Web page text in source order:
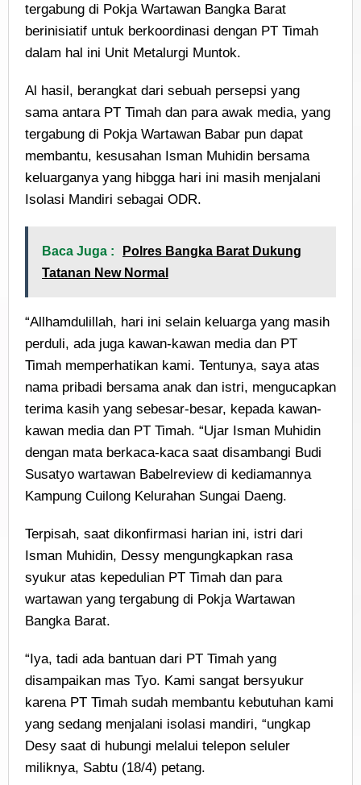
tergabung di Pokja Wartawan Bangka Barat
berinisiatif untuk berkoordinasi dengan PT Timah
dalam hal ini Unit Metalurgi Muntok.
Al hasil, berangkat dari sebuah persepsi yang
sama antara PT Timah dan para awak media, yang
tergabung di Pokja Wartawan Babar pun dapat
membantu, kesusahan Isman Muhidin bersama
keluarganya yang hibgga hari ini masih menjalani
Isolasi Mandiri sebagai ODR.
Baca Juga :
Polres Bangka Barat Dukung
Tatanan New Normal
“Allhamdulillah, hari ini selain keluarga yang masih
perduli, ada juga kawan-kawan media dan PT
Timah memperhatikan kami. Tentunya, saya atas
nama pribadi bersama anak dan istri, mengucapkan
terima kasih yang sebesar-besar, kepada kawan-
kawan media dan PT Timah. “Ujar Isman Muhidin
dengan mata berkaca-kaca saat disambangi Budi
Susatyo wartawan Babelreview di kediamannya
Kampung Cuilong Kelurahan Sungai Daeng.
Terpisah, saat dikonfirmasi harian ini, istri dari
Isman Muhidin, Dessy mengungkapkan rasa
syukur atas kepedulian PT Timah dan para
wartawan yang tergabung di Pokja Wartawan
Bangka Barat.
“Iya, tadi ada bantuan dari PT Timah yang
disampaikan mas Tyo. Kami sangat bersyukur
karena PT Timah sudah membantu kebutuhan kami
yang sedang menjalani isolasi mandiri, “ungkap
Desy saat di hubungi melalui telepon seluler
miliknya, Sabtu (18/4) petang.